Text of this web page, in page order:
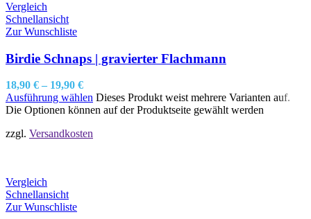
Vergleich
Schnellansicht
Zur Wunschliste
Birdie Schnaps | gravierter Flachmann
18,90 € – 19,90 €
Ausführung wählen Dieses Produkt weist mehrere Varianten auf.
Die Optionen können auf der Produktseite gewählt werden
zzgl. Versandkosten
Vergleich
Schnellansicht
Zur Wunschliste